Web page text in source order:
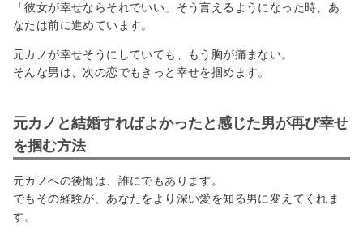
「彼女が幸せならそれでいい」そう言えるようになった時、あ
なたは前に進めています。
元カノが幸せそうにしていても、もう胸が痛まない。
そんな男は、次の恋でもきっと幸せを掴めます。
元カノと結婚すればよかったと感じた男が再び幸せ
を掴む方法
元カノへの後悔は、誰にでもあります。
でもその経験が、あなたをより深い愛を知る男に変えてくれま
す。